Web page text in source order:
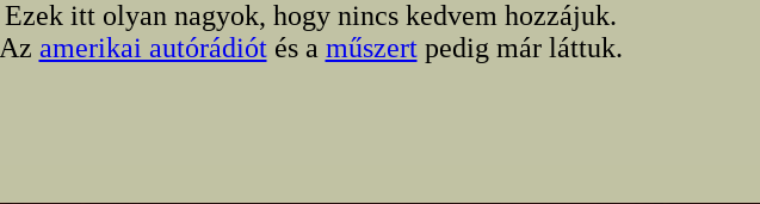
Ezek itt olyan nagyok, hogy nincs kedvem hozzájuk.
Az amerikai autórádiótés a műszertpedig már láttuk.